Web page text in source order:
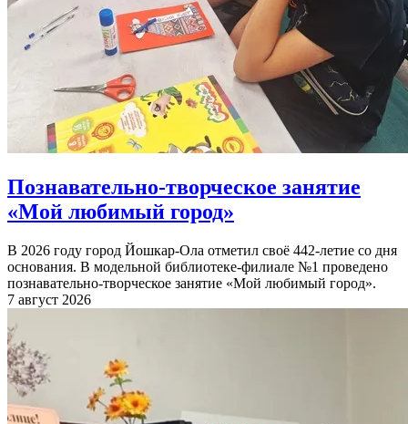
Познавательно-творческое занятие
«Мой любимый город»
В 2026 году город Йошкар-Ола отметил своё 442-летие со дня
основания. В модельной библиотеке-филиале №1 проведено
познавательно-творческое занятие «Мой любимый город».
7 август 2026